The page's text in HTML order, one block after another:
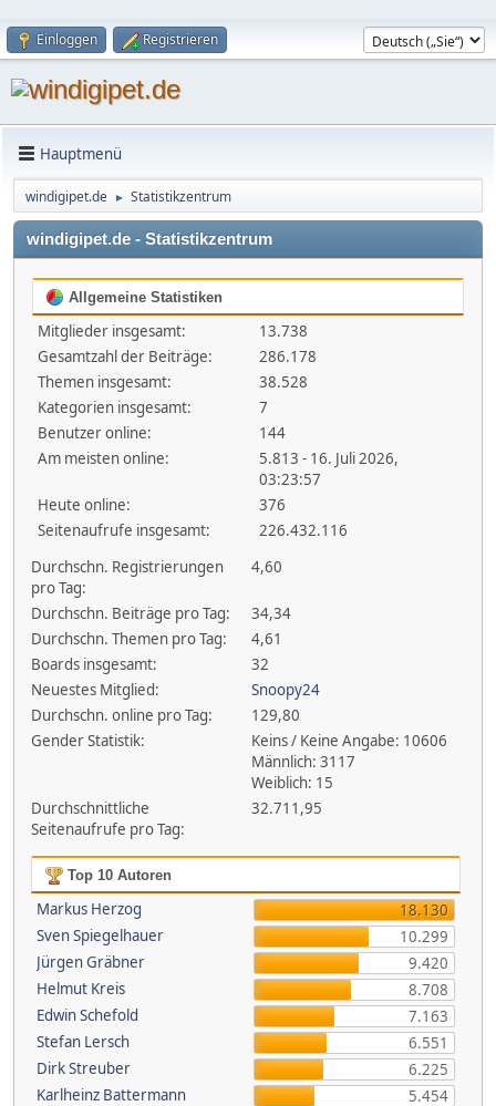
Einloggen Registrieren
Hauptmenü
windigipet.de ► Statistikzentrum
windigipet.de - Statistikzentrum
Allgemeine Statistiken
Mitglieder insgesamt:
13.738
Gesamtzahl der Beiträge:
286.178
Themen insgesamt:
38.528
Kategorien insgesamt:
7
Benutzer online:
144
Am meisten online:
5.813 - 16. Juli 2026,
03:23:57
Heute online:
376
Seitenaufrufe insgesamt:
226.432.116
Durchschn. Registrierungen
pro Tag:
4,60
Durchschn. Beiträge pro Tag:
34,34
Durchschn. Themen pro Tag:
4,61
Boards insgesamt:
32
Neuestes Mitglied:
Snoopy24
Durchschn. online pro Tag:
129,80
Gender Statistik:
Keins / Keine Angabe: 10606
Männlich: 3117
Weiblich: 15
Durchschnittliche
Seitenaufrufe pro Tag:
32.711,95
Top 10 Autoren
Markus Herzog
18.130
Sven Spiegelhauer
10.299
Jürgen Gräbner
9.420
Helmut Kreis
8.708
Edwin Schefold
7.163
Stefan Lersch
6.551
Dirk Streuber
6.225
Karlheinz Battermann
5.454